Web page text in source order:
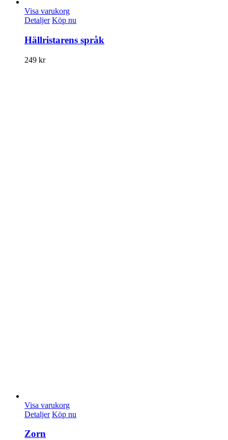
Visa varukorg
Detaljer Köp nu
Hällristarens språk
249 kr
Visa varukorg
Detaljer Köp nu
Zorn